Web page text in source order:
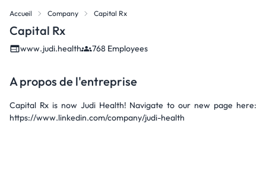
Accueil Company Capital Rx
Capital Rx
www.judi.health 768 Employees
A propos de l'entreprise
Capital Rx is now Judi Health! Navigate to our new page here:
https://www.linkedin.com/company/judi-health